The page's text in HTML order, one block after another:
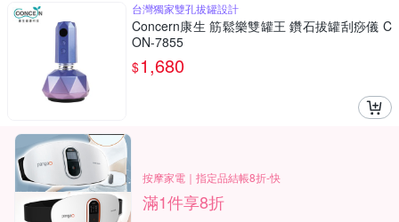
台灣獨家雙孔拔罐設計
Concern康生 筋鬆樂雙罐王 鑽石拔罐刮痧儀 C
ON-7855
$1,680
按摩家電｜指定品結帳8折-快
滿1件享8折